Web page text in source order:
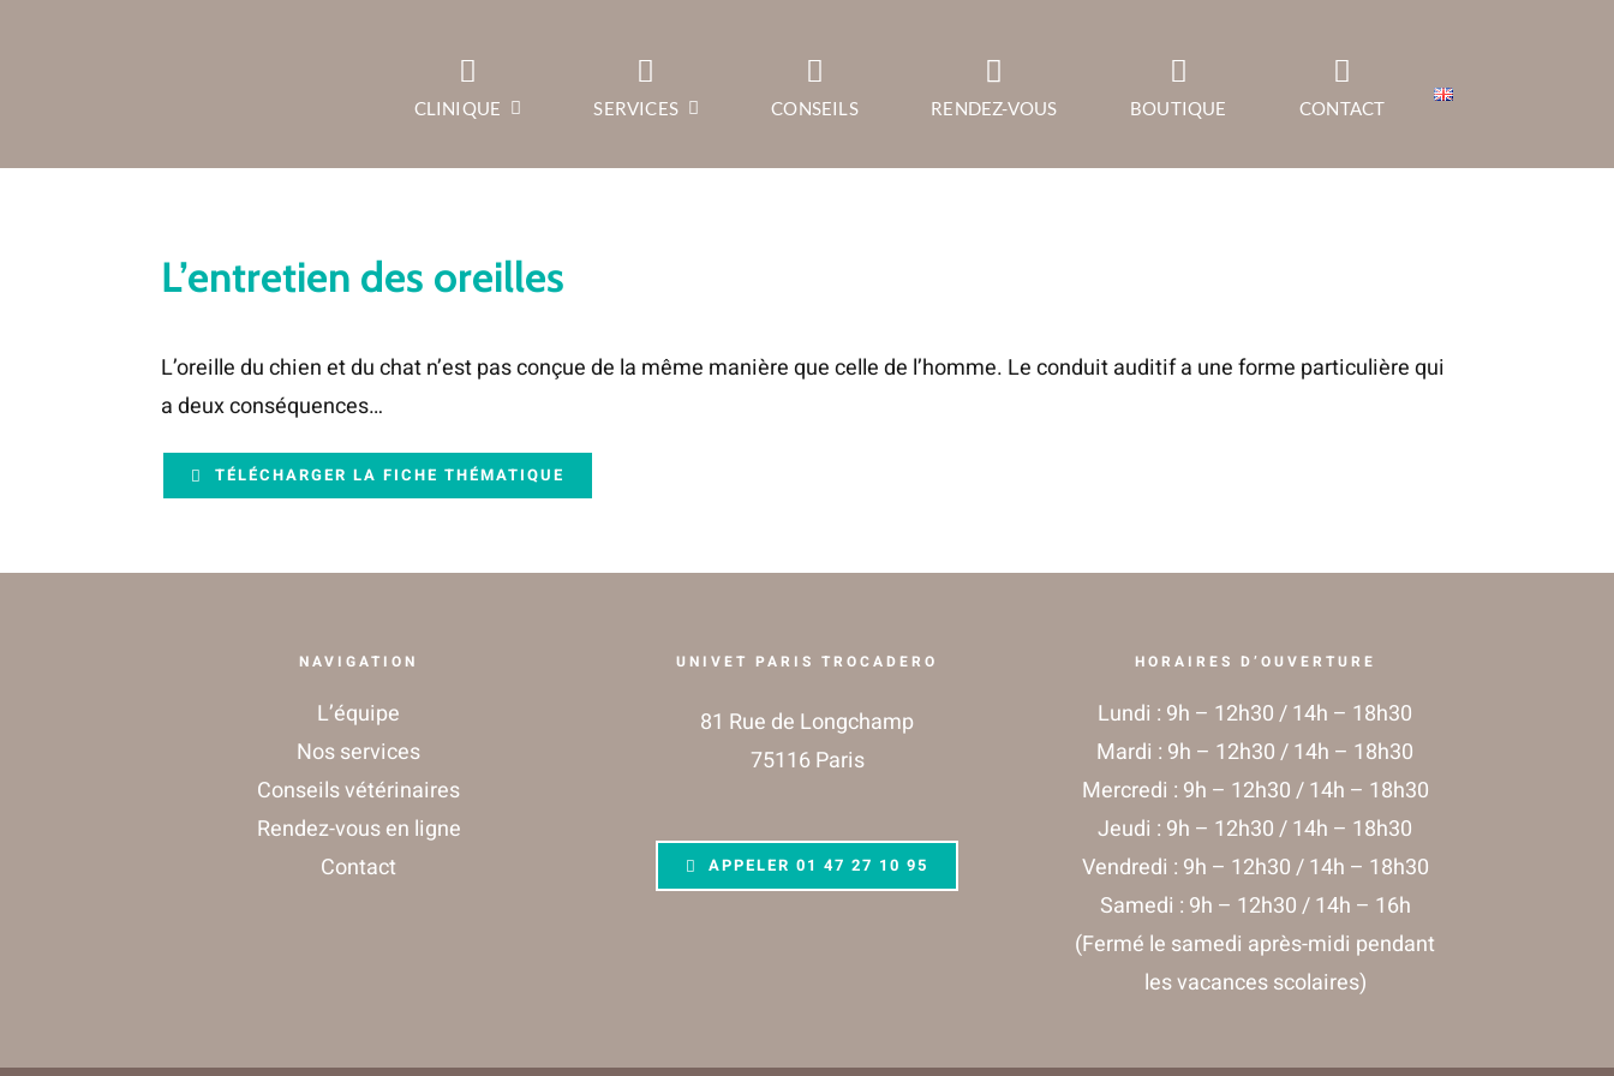
CLINIQUE SERVICES CONSEILS RENDEZ-VOUS BOUTIQUE CONTACT
L’entretien des oreilles
L’oreille du chien et du chat n’est pas conçue de la même manière que celle de l’homme. Le conduit auditif a une forme particulière qui
a deux conséquences…
TÉLÉCHARGER LA FICHE THÉMATIQUE
NAVIGATION
L’équipe
Nos services
Conseils vétérinaires
Rendez-vous en ligne
Contact
UNIVET PARIS TROCADERO
81 Rue de Longchamp
75116 Paris
APPELER01 47 27 10 95
HORAIRES D’OUVERTURE
Lundi : 9h – 12h30 / 14h – 18h30
Mardi : 9h – 12h30 / 14h – 18h30
Mercredi : 9h – 12h30 / 14h – 18h30
Jeudi : 9h – 12h30 / 14h – 18h30
Vendredi : 9h – 12h30 / 14h – 18h30
Samedi : 9h – 12h30 / 14h – 16h
(Fermé le samedi après-midi pendant
les vacances scolaires)